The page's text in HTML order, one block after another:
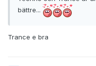
bättre...
Trance e bra